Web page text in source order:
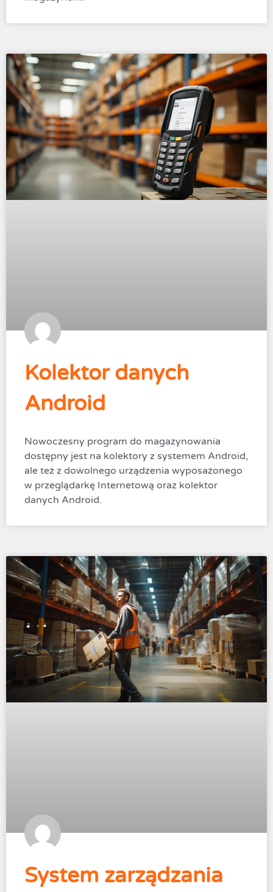
Kolektor danych
Android
Nowoczesny program do magazynowania
dostępny jest na kolektory z systemem Android,
ale też z dowolnego urządzenia wyposażonego
w przeglądarkę Internetową oraz kolektor
danych Android.
System zarządzania